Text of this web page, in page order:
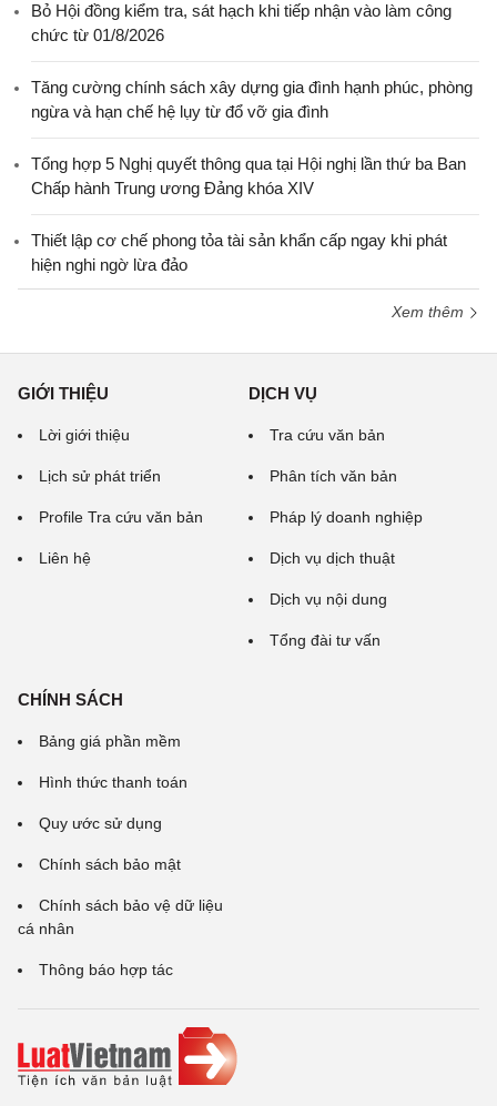
Bỏ Hội đồng kiểm tra, sát hạch khi tiếp nhận vào làm công
chức từ 01/8/2026
Tăng cường chính sách xây dựng gia đình hạnh phúc, phòng
ngừa và hạn chế hệ lụy từ đổ vỡ gia đình
Tổng hợp 5 Nghị quyết thông qua tại Hội nghị lần thứ ba Ban
Chấp hành Trung ương Đảng khóa XIV
Thiết lập cơ chế phong tỏa tài sản khẩn cấp ngay khi phát
hiện nghi ngờ lừa đảo
Xem thêm
GIỚI THIỆU
Lời giới thiệu
Lịch sử phát triển
Profile Tra cứu văn bản
Liên hệ
DỊCH VỤ
Tra cứu văn bản
Phân tích văn bản
Pháp lý doanh nghiệp
Dịch vụ dịch thuật
Dịch vụ nội dung
Tổng đài tư vấn
CHÍNH SÁCH
Bảng giá phần mềm
Hình thức thanh toán
Quy ước sử dụng
Chính sách bảo mật
Chính sách bảo vệ dữ liệu
cá nhân
Thông báo hợp tác